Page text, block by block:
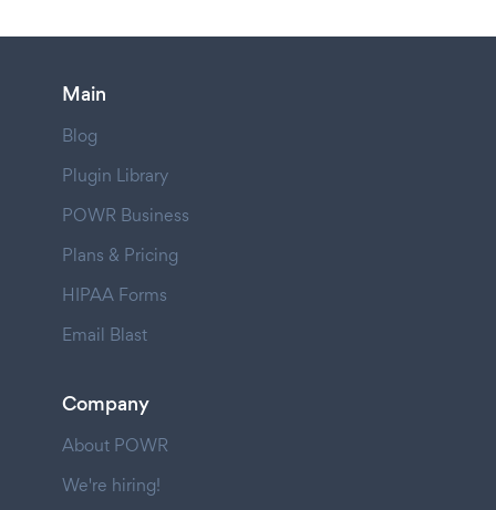
Main
Blog
Plugin Library
POWR Business
Plans & Pricing
HIPAA Forms
Email Blast
Company
About POWR
We're hiring!